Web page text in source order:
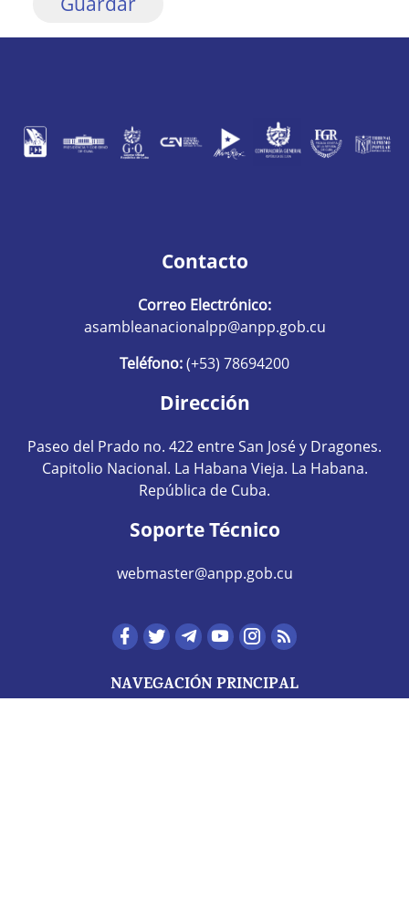
Contacto
Correo Electrónico:
asambleanacionalpp@anpp.gob.cu
Teléfono:(+53) 78694200
Dirección
Paseo del Prado no. 422 entre San José y Dragones.
Capitolio Nacional. La Habana Vieja. La Habana.
República de Cuba.
Soporte Técnico
webmaster@anpp.gob.cu
NAVEGACIÓN PRINCIPAL
Redes sociales